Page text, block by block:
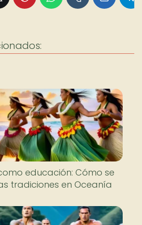
educación: Cómo se
tradiciones en Oceanía